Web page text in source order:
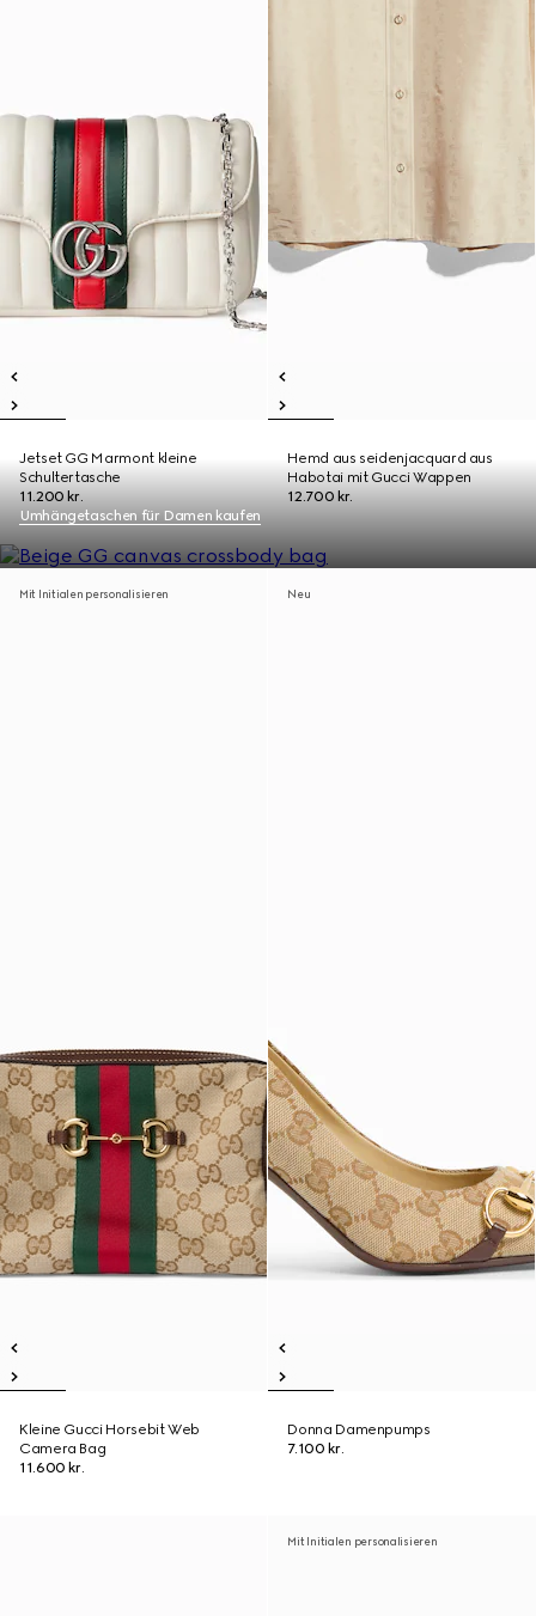
Jetset GG Marmont kleine
Schultertasche
11.200 kr.
Hemd aus seidenjacquard aus
Habotai mit Gucci Wappen
12.700 kr.
Umhängetaschen für Damen kaufen
Mit Initialen personalisieren
Kleine Gucci Horsebit Web
Camera Bag
11.600 kr.
Neu
Donna Damenpumps
7.100 kr.
Mit Initialen personalisieren